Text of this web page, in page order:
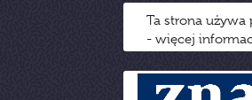
Ta strona używa
- więcej